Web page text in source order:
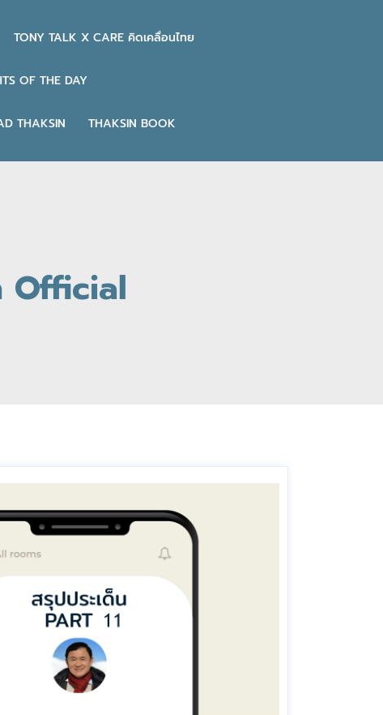
TONY TALK X CARE คิดเคลื่อนไทย
OF THE DAY
THAKSIN THAKSIN BOOK
Official